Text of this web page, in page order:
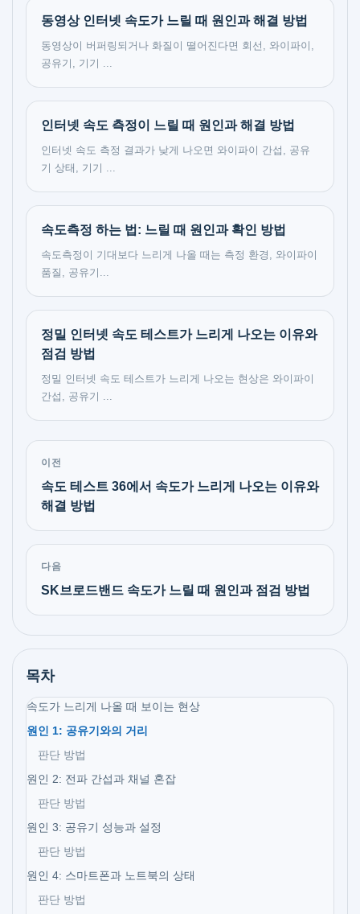
동영상 인터넷 속도가 느릴 때 원인과 해결 방법
동영상이 버퍼링되거나 화질이 떨어진다면 회선, 와이파이,
공유기, 기기 ...
인터넷 속도 측정이 느릴 때 원인과 해결 방법
인터넷 속도 측정 결과가 낮게 나오면 와이파이 간섭, 공유
기 상태, 기기 ...
속도측정 하는 법: 느릴 때 원인과 확인 방법
속도측정이 기대보다 느리게 나올 때는 측정 환경, 와이파이
품질, 공유기...
정밀 인터넷 속도 테스트가 느리게 나오는 이유와
점검 방법
정밀 인터넷 속도 테스트가 느리게 나오는 현상은 와이파이
간섭, 공유기 ...
이전
속도 테스트 36에서 속도가 느리게 나오는 이유와
해결 방법
다음
SK브로드밴드 속도가 느릴 때 원인과 점검 방법
목차
속도가 느리게 나올 때 보이는 현상
원인 1: 공유기와의 거리
판단 방법
원인 2: 전파 간섭과 채널 혼잡
판단 방법
원인 3: 공유기 성능과 설정
판단 방법
원인 4: 스마트폰과 노트북의 상태
판단 방법